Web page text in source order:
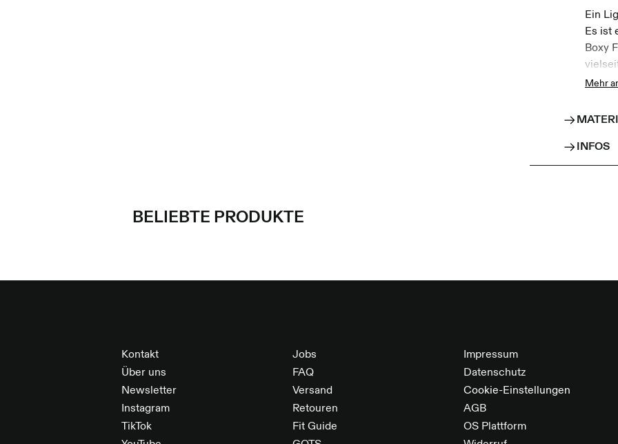
Ein
Es ist
Boxy
Griff.
Der
Mehr
INFOS
BELIEBTE PRODUKTE
Kontakt
Über uns
Newsletter
Instagram
TikTok
Jobs
FAQ
Versand
Retouren
Fit Guide
Impressum
Datenschutz
Cookie-Einstellungen
AGB
OS Plattform